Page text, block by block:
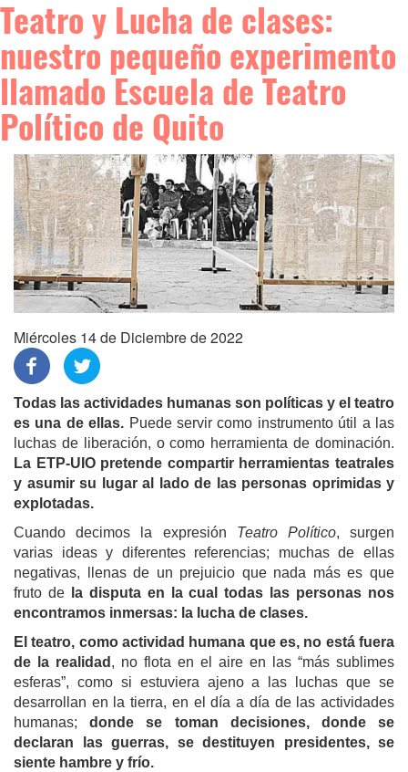
Teatro y Lucha de clases:
nuestro pequeño experimento
llamado Escuela de Teatro
Político de Quito
Miércoles 14 de Diciembre de 2022
Todas las actividades humanas son políticas y el teatro
es una de ellas. Puede servir como instrumento útil a las
luchas de liberación, o como herramienta de dominación.
La ETP-UIO pretende compartir herramientas teatrales
y asumir su lugar al lado de las personas oprimidas y
explotadas.
Cuando decimos la expresión Teatro Político, surgen
varias ideas y diferentes referencias; muchas de ellas
negativas, llenas de un prejuicio que nada más es que
fruto dela disputa en la cual todas las personas nos
encontramos inmersas: la lucha de clases.
El teatro, como actividad humana que es, no está fuera
de la realidad , no flota en el aire en las “más sublimes
esferas”, como si estuviera ajeno a las luchas que se
desarrollan en la tierra, en el día a día de las actividades
humanas;donde se toman decisiones, donde se
declaran las guerras, se destituyen presidentes, se
siente hambre y frío.